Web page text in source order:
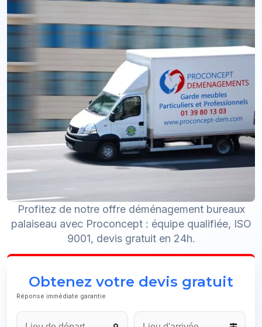
Profitez de notre offre déménagement bureaux
palaiseau avec Proconcept : équipe qualifiée, ISO
9001, devis gratuit en 24h.
Obtenez votre devis gratuit
Réponse immédiate garantie